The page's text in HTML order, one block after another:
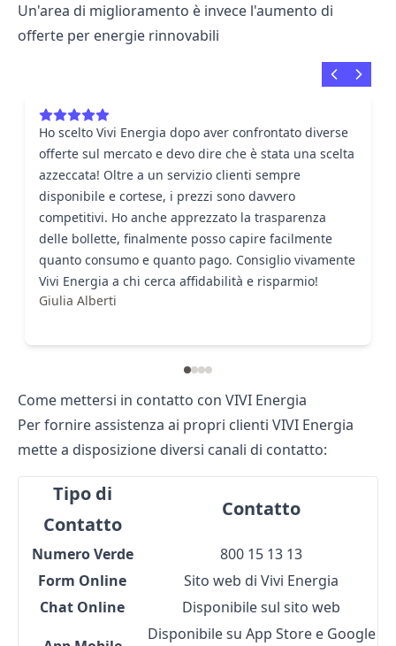
Un'area di miglioramento è invece l'aumento di
offerte per energie rinnovabili
Ho scelto Vivi Energia dopo aver confrontato diverse
offerte sul mercato e devo dire che è stata una scelta
azzeccata! Oltre a un servizio clienti sempre
disponibile e cortese, i prezzi sono davvero
competitivi. Ho anche apprezzato la trasparenza
delle bollette, finalmente posso capire facilmente
quanto consumo e quanto pago. Consiglio vivamente
Vivi Energia a chi cerca affidabilità e risparmio!
Giulia Alberti
Come mettersi in contatto con VIVI Energia
Per fornire assistenza ai propri clienti VIVI Energia
mette a disposizione diversi canali di contatto:
Tipo di
Contatto
Contatto
Numero Verde
800 15 13 13
Form Online
Sito web di Vivi Energia
Chat Online
Disponibile sul sito web
Disponibile su App Store e Google